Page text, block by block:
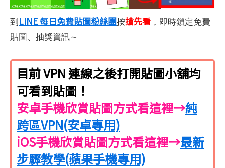
到LINE 每日免費貼圖粉絲團按搶先看 ，即時鎖定免費
貼圖、抽獎資訊～
目前 VPN 連線之後打開貼圖小舖均
可看到貼圖！
安卓手機欣賞貼圖方式看這裡→純
跨區VPN(安卓專用)
iOS手機欣賞貼圖方式看這裡→最新
步驟教學(蘋果手機專用)